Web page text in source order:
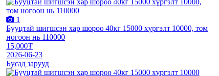
1
Бууцтай шигшсэн хар шороо 40кг 15000 хүргэлт 10000, том
ногоон нь 110000
15,000₮
2026-06-23
Бусад зарууд